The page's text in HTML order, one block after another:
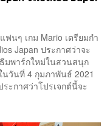
นๆ เกม Mario เตรียมกำ
Japan ประกาศว่าจะ
มพาร์กใหม่ในสวนสนุก
นวันที่ 4 กุมภาพันธ์ 2021
ะกาศว่าโปรเจกต์นี้จะ